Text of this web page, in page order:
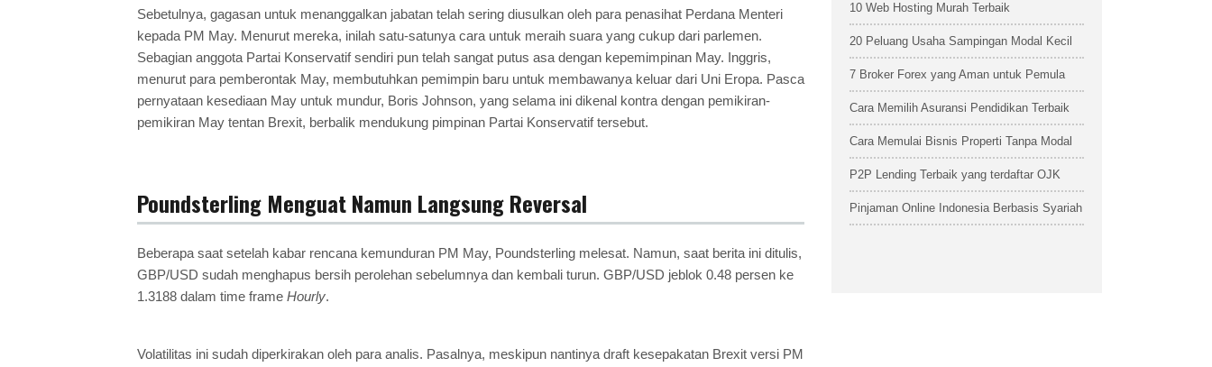
Sebetulnya, gagasan untuk menanggalkan jabatan telah sering diusulkan oleh para penasihat Perdana Menteri
kepada PM May. Menurut mereka, inilah satu-satunya cara untuk meraih suara yang cukup dari parlemen.
Sebagian anggota Partai Konservatif sendiri pun telah sangat putus asa dengan kepemimpinan May. Inggris,
menurut para pemberontak May, membutuhkan pemimpin baru untuk membawanya keluar dari Uni Eropa. Pasca
pernyataan kesediaan May untuk mundur, Boris Johnson, yang selama ini dikenal kontra dengan pemikiran-
pemikiran May tentan Brexit, berbalik mendukung pimpinan Partai Konservatif tersebut.
Poundsterling Menguat Namun Langsung Reversal
Beberapa saat setelah kabar rencana kemunduran PM May, Poundsterling melesat. Namun, saat berita ini ditulis,
GBP/USD sudah menghapus bersih perolehan sebelumnya dan kembali turun. GBP/USD jeblok 0.48 persen ke
1.3188 dalam time frame Hourly.
Volatilitas ini sudah diperkirakan oleh para analis. Pasalnya, meskipun nantinya draft kesepakatan Brexit versi PM
10 Web Hosting Murah Terbaik
20 Peluang Usaha Sampingan Modal Kecil
7 Broker Forex yang Aman untuk Pemula
Cara Memilih Asuransi Pendidikan Terbaik
Cara Memulai Bisnis Properti Tanpa Modal
P2P Lending Terbaik yang terdaftar OJK
Pinjaman Online Indonesia Berbasis Syariah